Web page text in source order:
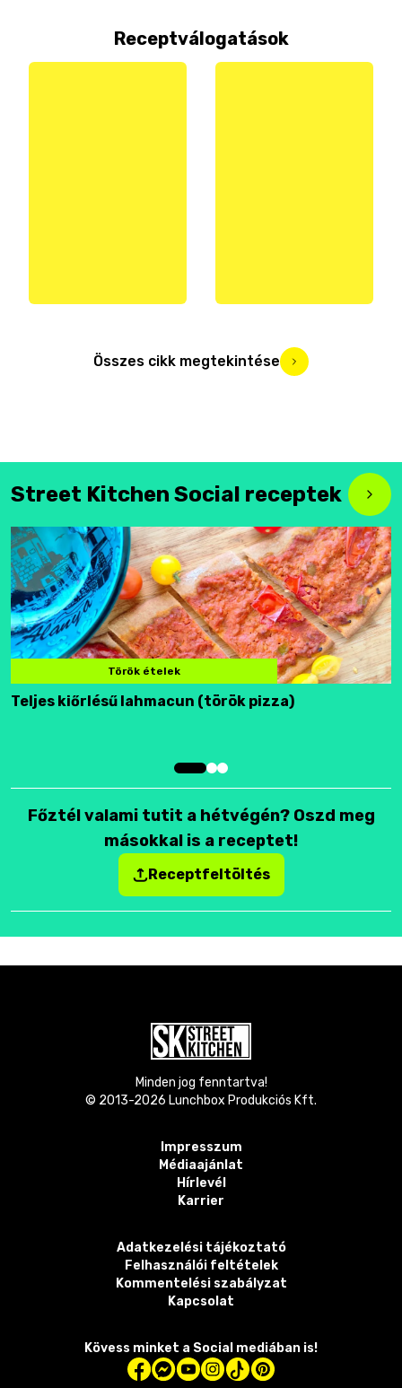
Receptválogatások
Összes cikk megtekintése
Street Kitchen Social receptek
Török ételek
Teljes kiőrlésű lahmacun (török pizza)
Főztél valami tutit a hétvégén? Oszd meg
másokkal is a receptet!
Receptfeltöltés
Minden jog fenntartva!
© 2013-2026 Lunchbox Produkciós Kft.
Impresszum
Médiaajánlat
Hírlevél
Karrier
Adatkezelési tájékoztató
Felhasználói feltételek
Kommentelési szabályzat
Kapcsolat
Kövess minket a Social mediában is!